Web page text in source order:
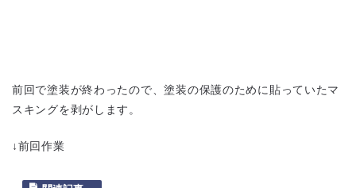
前回で塗装が終わったので、塗装の保護のために貼っていたマ
スキングを剥がします。
↓前回作業